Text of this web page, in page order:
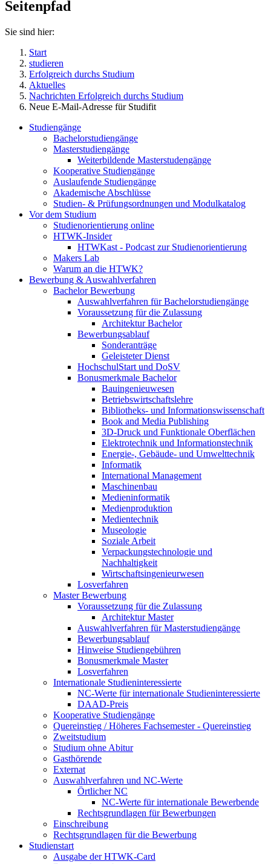
Seitenpfad
Sie sind hier:
Start
studieren
Erfolgreich durchs Studium
Aktuelles
Nachrichten Erfolgreich durchs Studium
Neue E-Mail-Adresse für Studifit
Studiengänge
Bachelorstudiengänge
Masterstudiengänge
Weiterbildende Masterstudengänge
Kooperative Studiengänge
Auslaufende Studiengänge
Akademische Abschlüsse
Studien- & Prüfungsordnungen und Modulkatalog
Vor dem Studium
Studienorientierung online
HTWK-Insider
HTWKast - Podcast zur Studienorientierung
Makers Lab
Warum an die HTWK?
Bewerbung & Auswahlverfahren
Bachelor Bewerbung
Auswahlverfahren für Bachelorstudiengänge
Voraussetzung für die Zulassung
Architektur Bachelor
Bewerbungsablauf
Sonderanträge
Geleisteter Dienst
HochschulStart und DoSV
Bonusmerkmale Bachelor
Bauingenieuwesen
Betriebswirtschaftslehre
Bibliotheks- und Informationswissenschaft
Book and Media Publishing
3D-Druck und Funktionale Oberflächen
Elektrotechnik und Informationstechnik
Energie-, Gebäude- und Umwelttechnik
Informatik
International Management
Maschinenbau
Medieninformatik
Medienproduktion
Medientechnik
Museologie
Soziale Arbeit
Verpackungstechnologie und
Nachhaltigkeit
Wirtschaftsingenieurwesen
Losverfahren
Master Bewerbung
Voraussetzung für die Zulassung
Architektur Master
Auswahlverfahren für Masterstudiengänge
Bewerbungsablauf
Hinweise Studiengebühren
Bonusmerkmale Master
Losverfahren
Internationale Studieninteressierte
NC-Werte für internationale Studieninteressierte
DAAD-Preis
Kooperative Studiengänge
Quereinstieg / Höheres Fachsemester - Quereinstieg
Zweitstudium
Studium ohne Abitur
Gasthörende
Externat
Auswahlverfahren und NC-Werte
Örtlicher NC
NC-Werte für internationale Bewerbende
Rechtsgrundlagen für Bewerbungen
Einschreibung
Rechtsgrundlagen für die Bewerbung
Studienstart
Ausgabe der HTWK-Card